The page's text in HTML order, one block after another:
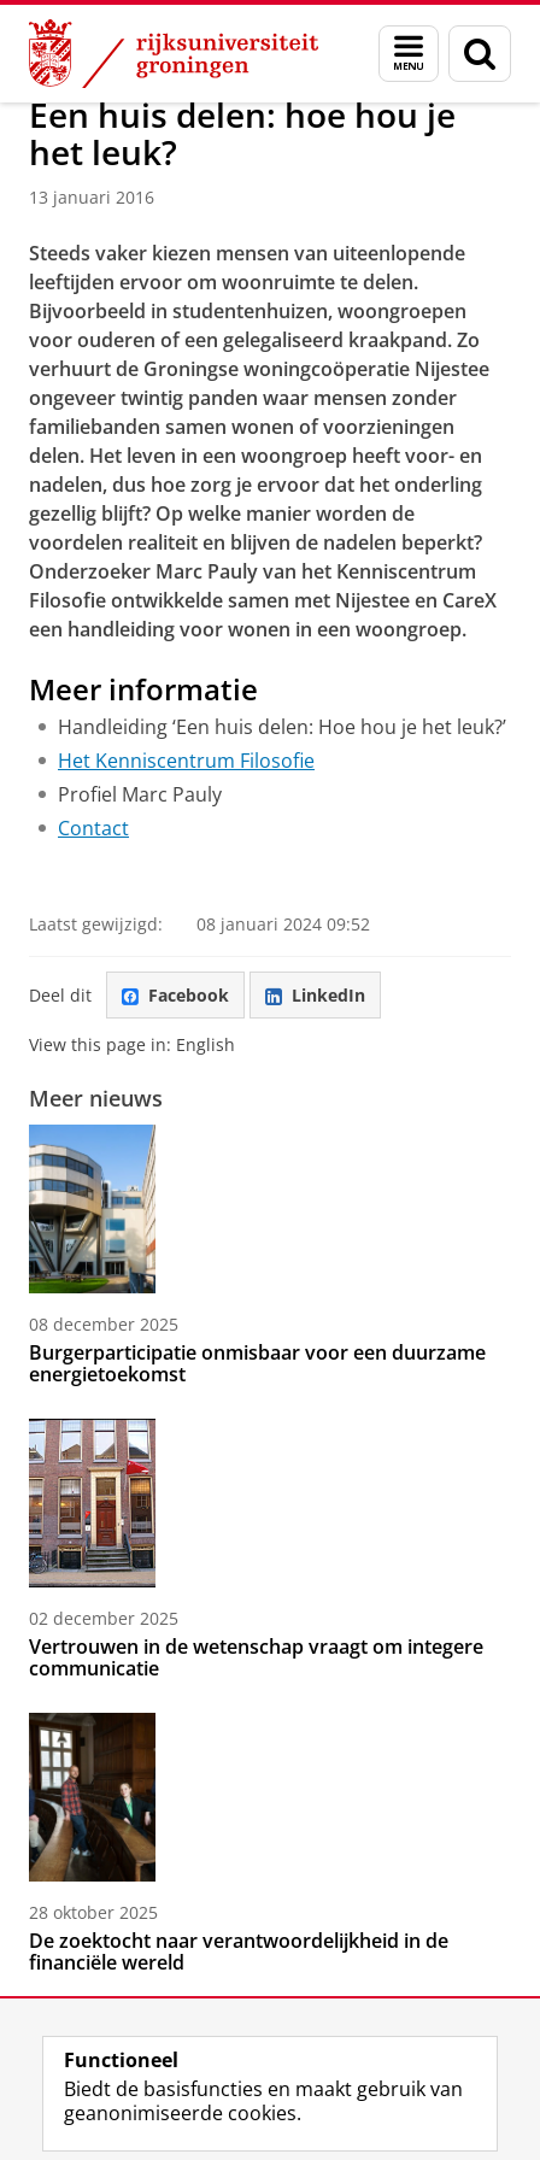
Skip
Content
Skip
Navigation
Menu
en
zoeken
Over ons Actueel Nieuws
Een huis delen: hoe hou je
het leuk?
13 januari 2016
Steeds vaker kiezen mensen van uiteenlopende
leeftijden ervoor om woonruimte te delen.
Bijvoorbeeld in studentenhuizen, woongroepen
voor ouderen of een gelegaliseerd kraakpand. Zo
verhuurt de Groningse woningcoöperatie Nijestee
ongeveer twintig panden waar mensen zonder
familiebanden samen wonen of voorzieningen
delen. Het leven in een woongroep heeft voor- en
nadelen, dus hoe zorg je ervoor dat het onderling
gezellig blijft? Op welke manier worden de
voordelen realiteit en blijven de nadelen beperkt?
Onderzoeker Marc Pauly van het Kenniscentrum
Filosofie ontwikkelde samen met Nijestee en CareX
een handleiding voor wonen in een woongroep.
Meer informatie
Handleiding ‘Een huis delen: Hoe hou je het leuk?’
Het Kenniscentrum Filosofie
Profiel Marc Pauly
Contact
Laatst gewijzigd: 08 januari 2024 09:52
Deel dit Facebook LinkedIn
View this page in: English
Meer nieuws
08 december 2025
Burgerparticipatie onmisbaar voor een duurzame
energietoekomst
02 december 2025
Vertrouwen in de wetenschap vraagt om integere
communicatie
28 oktober 2025
De zoektocht naar verantwoordelijkheid in de
financiële wereld
F L R I Y
Functioneel
Biedt de basisfuncties en maakt gebruik van
geanonimiseerde cookies.